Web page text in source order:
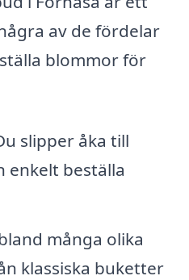
av de fördelar
blommor för
slipper åka till
enkelt beställa
många olika
klassiska buketter